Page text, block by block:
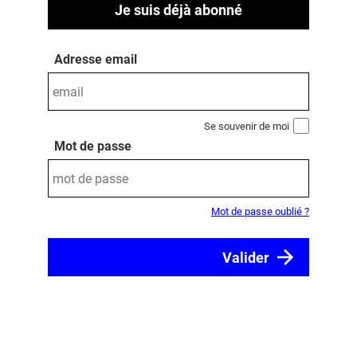
Je suis déjà abonné
Adresse email
Se souvenir de moi
Mot de passe
Mot de passe oublié ?